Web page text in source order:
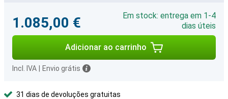
1.085,00 €
Em stock: entrega em 1-4
dias úteis
Adicionar ao carrinho
Incl. IVA Envio grátis
31 dias de devoluções gratuitas